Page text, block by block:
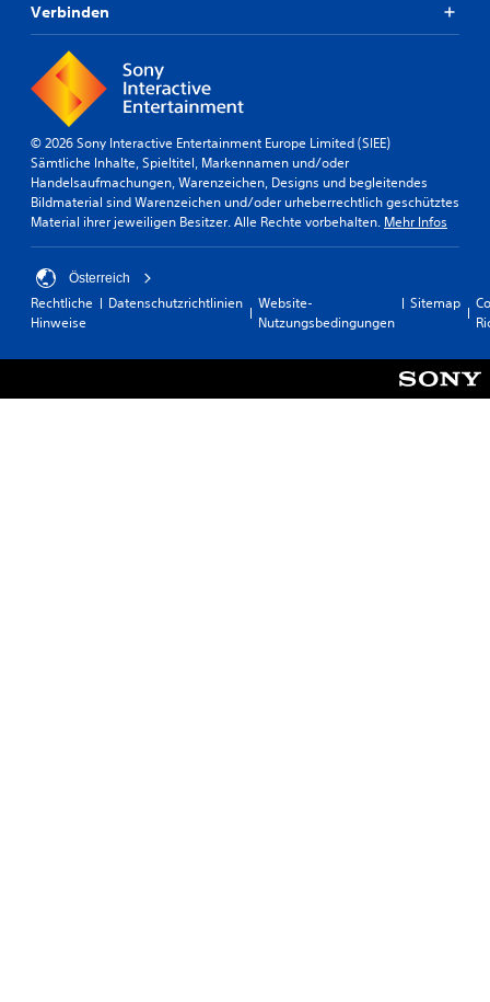
Verbinden
© 2026 Sony Interactive Entertainment Europe Limited (SIEE)
Sämtliche Inhalte, Spieltitel, Markennamen und/oder
Handelsaufmachungen, Warenzeichen, Designs und begleitendes
Bildmaterial sind Warenzeichen und/oder urheberrechtlich geschütztes
Material ihrer jeweiligen Besitzer. Alle Rechte vorbehalten. Mehr Infos
Österreich
Rechtliche
Hinweise
Datenschutzrichtlinien
Website-
Nutzungsbedingungen
Sitemap